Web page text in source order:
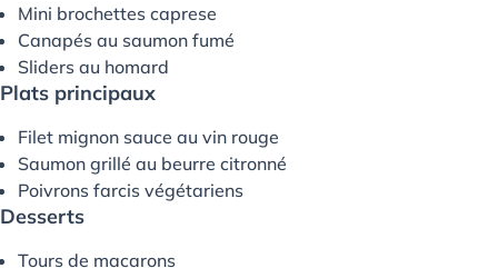
Mini brochettes caprese
Canapés au saumon fumé
Sliders au homard
Plats principaux
Filet mignon sauce au vin rouge
Saumon grillé au beurre citronné
Poivrons farcis végétariens
Desserts
Tours de macarons